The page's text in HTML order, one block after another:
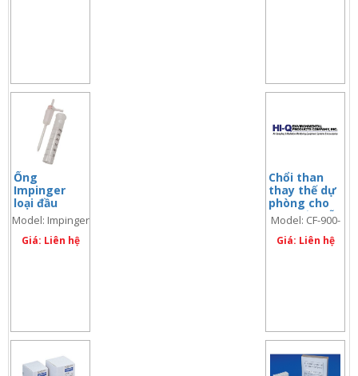
Ống
Impinger
loại đầu
nhọn 25ml
Model: Impinger
25.2
Giá: Liên hệ
Chổi than
thay thế dự
phòng cho
bơm lấy mẫu
bụi TSP
Model: CF-900-
003
Giá: Liên hệ